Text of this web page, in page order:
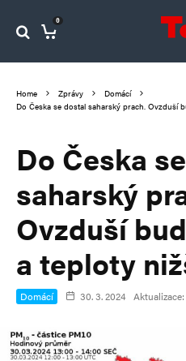
0
Home Zprávy
Domácí
Do Česka se dostal saharský prach. Ovzduší
Do Česka
saharský
Ovzduší
a teploty
Domácí 30. 3. 2024 Aktualizace: